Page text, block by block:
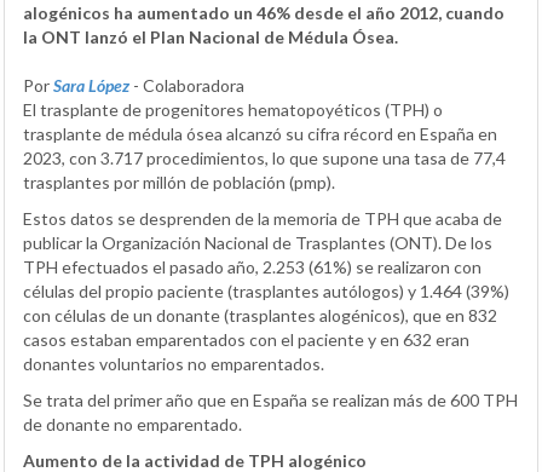
alogénicos ha aumentado un 46% desde el año 2012, cuando
la ONT lanzó el Plan Nacional de Médula Ósea.
PorSara López - Colaboradora
El trasplante de progenitores hematopoyéticos (TPH) o
trasplante de médula ósea alcanzó su cifra récord en España en
2023, con 3.717 procedimientos, lo que supone una tasa de 77,4
trasplantes por millón de población (pmp).
Estos datos se desprenden de la memoria de TPH que acaba de
publicar la Organización Nacional de Trasplantes (ONT). De los
TPH efectuados el pasado año, 2.253 (61%) se realizaron con
células del propio paciente (trasplantes autólogos) y 1.464 (39%)
con células de un donante (trasplantes alogénicos), que en 832
casos estaban emparentados con el paciente y en 632 eran
donantes voluntarios no emparentados.
Se trata del primer año que en España se realizan más de 600 TPH
de donante no emparentado.
Aumento de la actividad de TPH alogénico